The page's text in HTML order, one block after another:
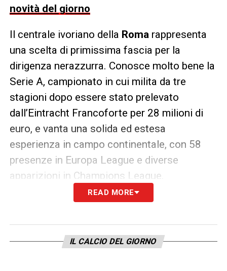
novità del giorno
Il centrale ivoriano della Romarappresenta
una scelta di primissima fascia per la
dirigenza nerazzurra. Conosce molto bene la
Serie A, campionato in cui milita da tre
stagioni dopo essere stato prelevato
dall’Eintracht Francoforte per 28 milioni di
euro, e vanta una solida ed estesa
esperienza in campo continentale, con 58
presenze in Europa League e diverse
apparizioni in Champions League.
Destinato a compiere27 anniil prossimo 20
maturità calcistica e possiede le
caratteristiche fisiche e tecniche perfette per
READ MORE
IL CALCIO DEL GIORNO